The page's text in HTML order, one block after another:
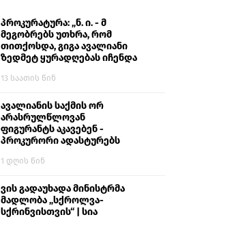
პროკურატურა: „ნ. ი. - მ
მეგობრებს უთხრა, რომ
თითქოსდა, გიგა ავალიანი
ზედმეტ ყურადღებას იჩენდა
ალექსანდრე გაბაშვილი
გიგა ავალიანს“
13 საათის წინ
ავალიანის საქმის ორ
არასრულწლოვან
ფიგურანტს აკავებენ -
პროკურორი ადასტურებს
1 დღის წინ
ვის გადაუხადა მინისტრმა
მადლობა „სქროლვა-
სქრინვისთვის“ | სია